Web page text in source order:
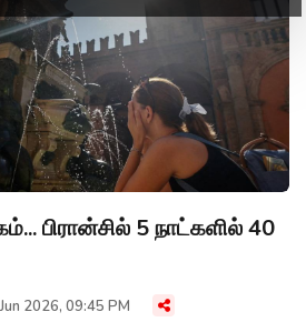
பிரான்சில் 5 நாட்களில் 40
2026, 09:45 PM